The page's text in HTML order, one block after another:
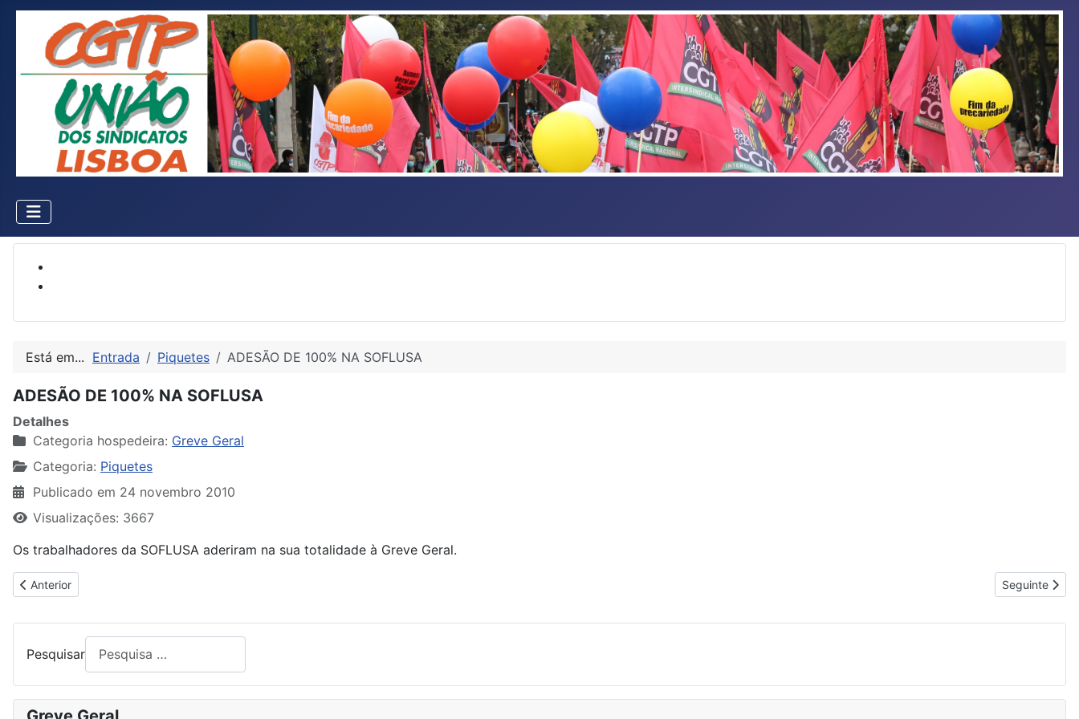
Está em... Entrada Piquetes ADESÃO DE 100% NA SOFLUSA
ADESÃO DE 100% NA SOFLUSA
Detalhes
Categoria hospedeira: Greve Geral
Categoria: Piquetes
Publicado em 24 novembro 2010
Visualizações: 3667
Os trabalhadores da SOFLUSA aderiram na sua totalidade à Greve Geral.
Artigo anterior: ADESÃO DE 100% NA TRANSTEJO
Anterior Artigo
Seguinte
Pesquisar